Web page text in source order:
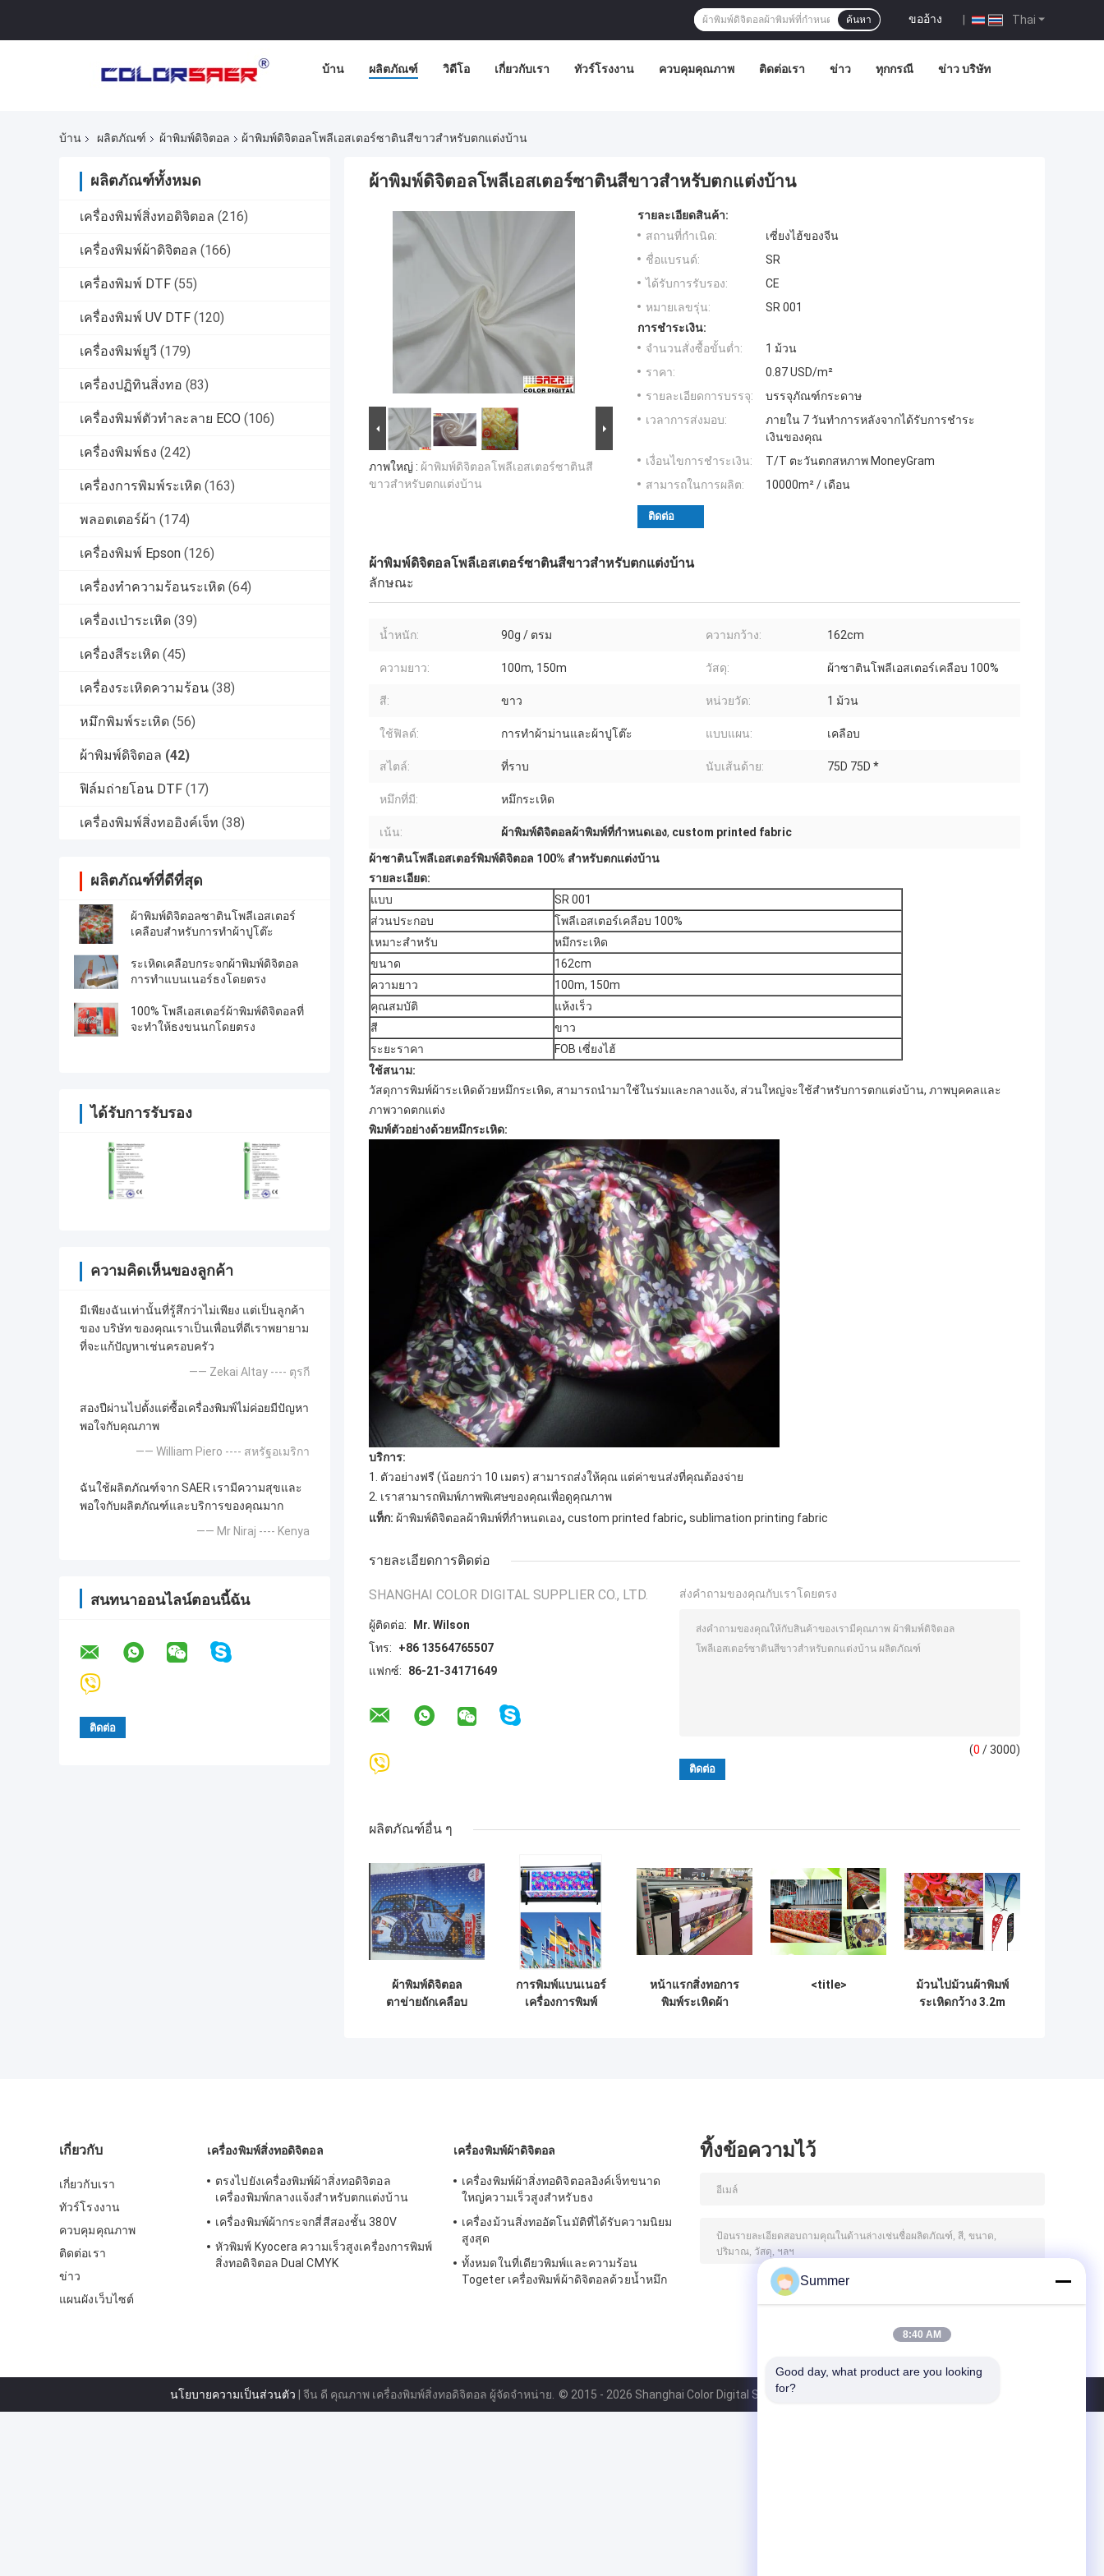
Thai
ขออ้าง |
ค้นหา
บ้าน ผลิตภัณฑ์ วิดีโอ เกี่ยวกับเรา ทัวร์โรงงาน ควบคุมคุณภาพ ติดต่อเรา ข่าว ทุกกรณี ข่าว บริษัท
บ้าน ผลิตภัณฑ์ ผ้าพิมพ์ดิจิตอล ผ้าพิมพ์ดิจิตอลโพลีเอสเตอร์ซาตินสีขาวสำหรับตกแต่งบ้าน
ผลิตภัณฑ์ทั้งหมด
เครื่องพิมพ์สิ่งทอดิจิตอล (216)
เครื่องพิมพ์ผ้าดิจิตอล (166)
เครื่องพิมพ์ DTF (55)
เครื่องพิมพ์ UV DTF (120)
เครื่องพิมพ์ยูวี (179)
เครื่องปฏิทินสิ่งทอ (83)
เครื่องพิมพ์ตัวทำละลาย ECO (106)
เครื่องพิมพ์ธง (242)
เครื่องการพิมพ์ระเหิด (163)
พลอตเตอร์ผ้า (174)
เครื่องพิมพ์ Epson (126)
เครื่องทำความร้อนระเหิด (64)
เครื่องเป่าระเหิด (39)
เครื่องสีระเหิด (45)
เครื่องระเหิดความร้อน (38)
หมึกพิมพ์ระเหิด (56)
ผ้าพิมพ์ดิจิตอล (42)
ฟิล์มถ่ายโอน DTF (17)
เครื่องพิมพ์สิ่งทออิงค์เจ็ท (38)
ผลิตภัณฑ์ที่ดีที่สุด
ผ้าพิมพ์ดิจิตอลซาตินโพลีเอสเตอร์
เคลือบสำหรับการทำผ้าปูโต๊ะ
ระเหิดเคลือบกระจกผ้าพิมพ์ดิจิตอล
การทำแบนเนอร์ธงโดยตรง
100% โพลีเอสเตอร์ผ้าพิมพ์ดิจิตอลที่
จะทำให้ธงขนนกโดยตรง
ได้รับการรับรอง
ความคิดเห็นของลูกค้า
มีเพียงฉันเท่านั้นที่รู้สึกว่าไม่เพียง แต่เป็นลูกค้า
ของ บริษัท ของคุณเราเป็นเพื่อนที่ดีเราพยายาม
ที่จะแก้ปัญหาเช่นครอบครัว
—— Zekai Altay ---- ตุรกี
สองปีผ่านไปตั้งแต่ซื้อเครื่องพิมพ์ไม่ค่อยมีปัญหา
พอใจกับคุณภาพ
—— William Piero ---- สหรัฐอเมริกา
ฉันใช้ผลิตภัณฑ์จาก SAER เรามีความสุขและ
พอใจกับผลิตภัณฑ์และบริการของคุณมาก
—— Mr Niraj ---- Kenya
สนทนาออนไลน์ตอนนี้ฉัน
ผ้าพิมพ์ดิจิตอลโพลีเอสเตอร์ซาตินสีขาวสำหรับตกแต่งบ้าน
ภาพใหญ่ : ผ้าพิมพ์ดิจิตอลโพลีเอสเตอร์ซาตินสี
ขาวสำหรับตกแต่งบ้าน
รายละเอียดสินค้า:
สถานที่กำเนิด:
เซี่ยงไฮ้ของจีน
ชื่อแบรนด์:
SR
ได้รับการรับรอง:
CE
หมายเลขรุ่น:
SR 001
การชำระเงิน:
จำนวนสั่งซื้อขั้นต่ำ:
1 ม้วน
ราคา:
0.87 USD/m²
รายละเอียดการบรรจุ:
บรรจุภัณฑ์กระดาษ
เวลาการส่งมอบ:
ภายใน 7 วันทำการหลังจากได้รับการชำระ
เงินของคุณ
เงื่อนไขการชำระเงิน:
T/T ตะวันตกสหภาพ MoneyGram
สามารถในการผลิต:
10000m² / เดือน
ติดต่อ
ผ้าพิมพ์ดิจิตอลโพลีเอสเตอร์ซาตินสีขาวสำหรับตกแต่งบ้าน
ลักษณะ
น้ำหนัก: 90g / ตรม ความกว้าง: 162cm
ความยาว: 100m, 150m วัสดุ: ผ้าซาตินโพลีเอสเตอร์เคลือบ 100%
สี: ขาว หน่วยวัด: 1 ม้วน
ใช้ฟิลด์: การทำผ้าม่านและผ้าปูโต๊ะ แบบแผน: เคลือบ
สไตล์: ที่ราบ นับเส้นด้าย: 75D 75D *
หมึกที่มี: หมึกระเหิด
เน้น: ผ้าพิมพ์ดิจิตอลผ้าพิมพ์ที่กำหนดเอง, custom printed fabric
ผ้าซาตินโพลีเอสเตอร์พิมพ์ดิจิตอล 100% สำหรับตกแต่งบ้าน
รายละเอียด:
แบบ
SR 001
ส่วนประกอบ
โพลีเอสเตอร์เคลือบ 100%
เหมาะสำหรับ
หมึกระเหิด
ขนาด
162cm
ความยาว
100m, 150m
คุณสมบัติ
แห้งเร็ว
สี
ขาว
ระยะราคา
FOB เซี่ยงไฮ้
ใช้สนาม:
วัสดุการพิมพ์ผ้าระเหิดด้วยหมึกระเหิด, สามารถนำมาใช้ในร่มและกลางแจ้ง, ส่วนใหญ่จะใช้สำหรับการตกแต่งบ้าน, ภาพบุคคลและ
ภาพวาดตกแต่ง
พิมพ์ตัวอย่างด้วยหมึกระเหิด:
บริการ:
1. ตัวอย่างฟรี (น้อยกว่า 10 เมตร) สามารถส่งให้คุณ แต่ค่าขนส่งที่คุณต้องจ่าย
2. เราสามารถพิมพ์ภาพพิเศษของคุณเพื่อดูคุณภาพ
แท็ก: ผ้าพิมพ์ดิจิตอลผ้าพิมพ์ที่กำหนดเอง, custom printed fabric, sublimation printing fabric
รายละเอียดการติดต่อ
SHANGHAI COLOR DIGITAL SUPPLIER CO., LTD.
ผู้ติดต่อ:
Mr. Wilson
โทร:
+86 13564765507
แฟกซ์:
86-21-34171649
ส่งคำถามของคุณกับเราโดยตรง
(0 / 3000)
ผลิตภัณฑ์อื่น ๆ
ผ้าพิมพ์ดิจิตอล
ตาข่ายถักเคลือบ
การพิมพ์แบนเนอร์
เครื่องการพิมพ์
หน้าแรกสิ่งทอการ
พิมพ์ระเหิดผ้า
<title>
ม้วนไปม้วนผ้าพิมพ์
ระเหิดกว้าง 3.2m
เกี่ยวกับ
เกี่ยวกับเรา
ทัวร์โรงงาน
ควบคุมคุณภาพ
ติดต่อเรา
ข่าว
แผนผังเว็บไซต์
เครื่องพิมพ์สิ่งทอดิจิตอล
ตรงไปยังเครื่องพิมพ์ผ้าสิ่งทอดิจิตอล
เครื่องพิมพ์กลางแจ้งสำหรับตกแต่งบ้าน
เครื่องพิมพ์ผ้ากระจกสี่สีสองชั้น 380V
หัวพิมพ์ Kyocera ความเร็วสูงเครื่องการพิมพ์
สิ่งทอดิจิตอล Dual CMYK
เครื่องพิมพ์ผ้าดิจิตอล
เครื่องพิมพ์ผ้าสิ่งทอดิจิตอลอิงค์เจ็ทขนาด
ใหญ่ความเร็วสูงสำหรับธง
เครื่องม้วนสิ่งทออัตโนมัติที่ได้รับความนิยม
สูงสุด
ทั้งหมดในที่เดียวพิมพ์และความร้อน
Togeter เครื่องพิมพ์ผ้าดิจิตอลด้วยน้ำหมึก
ทิ้งข้อความไว้
นโยบายความเป็นส่วนตัว | จีน ดี คุณภาพ เครื่องพิมพ์สิ่งทอดิจิตอล ผู้จัดจำหน่าย. © 2015 - 2026 Shanghai Color Digital Supplier Co., Ltd.. All Rights Reserved.
Summer
8:40 AM
Good day, what product are you looking
for?